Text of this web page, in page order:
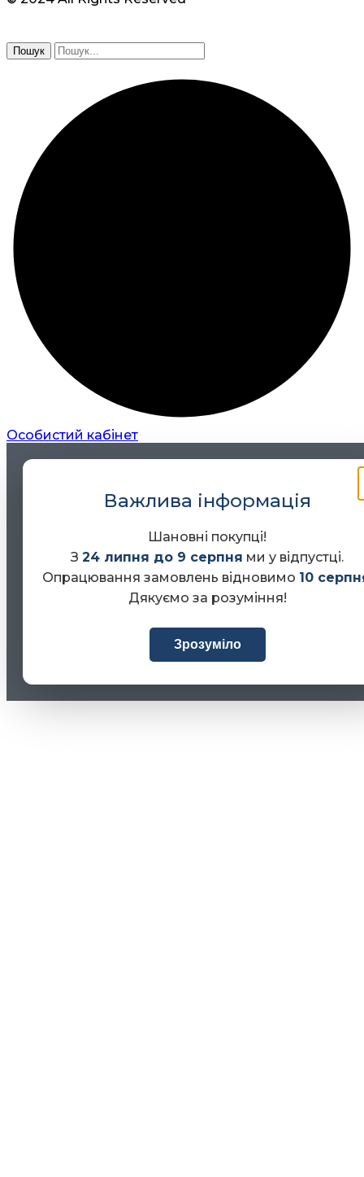
Пошук
Особистий кабінет
Важлива інформація
Шановні покупці!
З24 липня до 9 серпня ми у відпустці.
Опрацювання замовлень відновимо 10
Дякуємо за розуміння!
Зрозуміло